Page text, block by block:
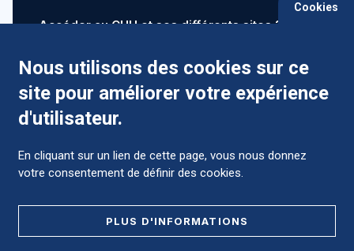
Accéder au CHU et ses différents sites ?
Comment préparer mon hospitalisation ?
Cookies
Nous utilisons des cookies sur ce
site pour améliorer votre expérience
d'utilisateur.
En cliquant sur un lien de cette page, vous nous donnez
votre consentement de définir des cookies.
PLUS D'INFORMATIONS